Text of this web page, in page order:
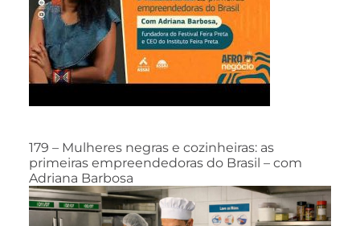
179 – Mulheres negras e cozinheiras: as
primeiras empreendedoras do Brasil – com
Adriana Barbosa